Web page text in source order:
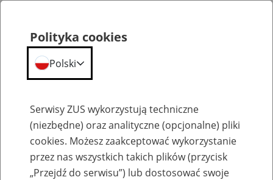
Szkolenia
Polityka cookies
Polski
Serwisy ZUS wykorzystują techniczne
(niezbędne) oraz analityczne (opcjonalne) pliki
cookies. Możesz zaakceptować wykorzystanie
przez nas wszystkich takich plików (przycisk
„Przejdź do serwisu”) lub dostosować swoje